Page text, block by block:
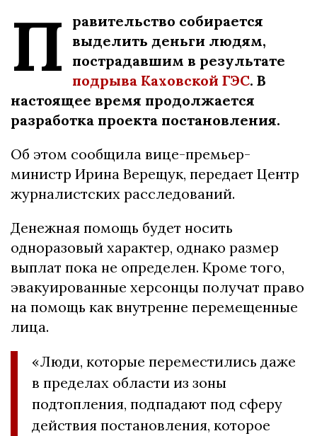
П
равительство собирается
выделить деньги людям,
пострадавшим в результате
подрыва Каховской ГЭС. В
настоящее время продолжается
разработка проекта постановления.
Об этом сообщила вице-премьер-
министр Ирина Верещук, передает Центр
журналистских расследований.
Денежная помощь будет носить
одноразовый характер, однако размер
выплат пока не определен. Кроме того,
эвакуированные херсонцы получат право
на помощь как внутренне перемещенные
лица.
«Люди, которые переместились даже
в пределах области из зоны
подтопления, подпадают под сферу
действия постановления, которое